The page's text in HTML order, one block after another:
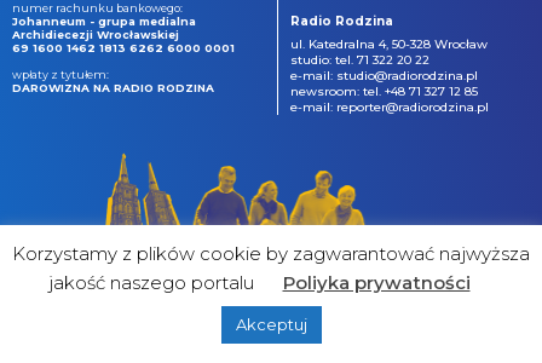
numer rachunku bankowego:
Johanneum - grupa medialna
Archidiecezji Wrocławskiej
69 1600 1462 1813 6262 6000 0001
wpłaty z tytułem:
DAROWIZNA NA RADIO RODZINA
Radio Rodzina
ul. Katedralna 4, 50-328 Wrocław
studio: tel. 71 322 20 22
e-mail: studio@radiorodzina.pl
newsroom: tel. +48 71 327 12 85
e-mail: reporter@radiorodzina.pl
&
Korzystamy z plików cookie by zagwarantować najwyższa
jakość naszego portalu
Poliyka prywatności
Akceptuj